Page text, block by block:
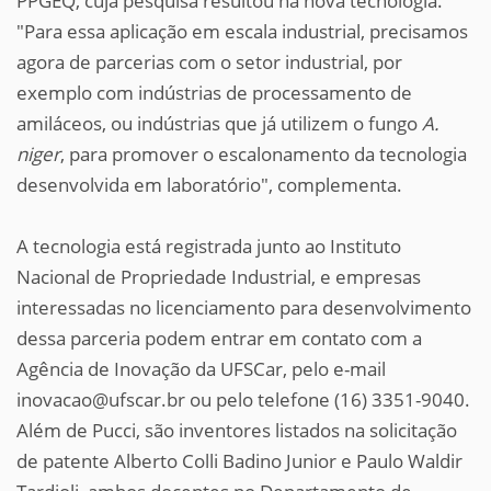
"Para essa aplicação em escala industrial, precisamos
agora de parcerias com o setor industrial, por
exemplo com indústrias de processamento de
amiláceos, ou indústrias que já utilizem o fungoA.
niger, para promover o escalonamento da tecnologia
desenvolvida em laboratório", complementa.
A tecnologia está registrada junto ao Instituto
Nacional de Propriedade Industrial, e empresas
interessadas no licenciamento para desenvolvimento
dessa parceria podem entrar em contato com a
Agência de Inovação da UFSCar, pelo e-mail
inovacao@ufscar.br ou pelo telefone (16) 3351-9040.
Além de Pucci, são inventores listados na solicitação
de patente Alberto Colli Badino Junior e Paulo Waldir